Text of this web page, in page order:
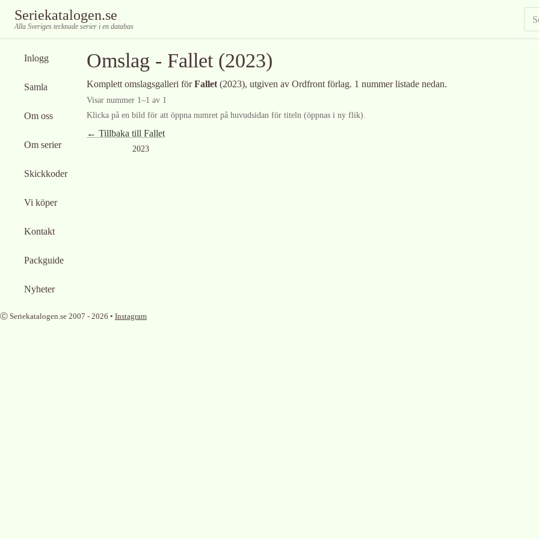
Seriekatalogen.se
Alla Sveriges tecknade serier i en databas
Inlogg
Samla
Om oss
Om serier
Skickkoder
Vi köper
Kontakt
Packguide
Nyheter
Omslag - Fallet(2023)
Komplett omslagsgalleri förFallet (2023), utgiven av Ordfront förlag. 1 nummer listade nedan.
Visar nummer 1–1 av 1
Klicka på en bild för att öppna numret på huvudsidan för titeln (öppnas i ny flik).
← Tillbaka till Fallet
2023
Ⓒ Seriekatalogen.se 2007 - 2026 • Instagram